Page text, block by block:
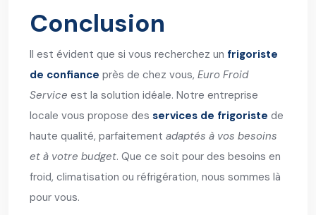
Conclusion
Il est évident que si vous recherchez un frigoriste
de confiance près de chez vous, Euro Froid
Service est la solution idéale. Notre entreprise
locale vous propose des services de frigoriste de
haute qualité, parfaitement adaptés à vos besoins
et à votre budget. Que ce soit pour des besoins en
froid, climatisation ou réfrigération, nous sommes là
pour vous.